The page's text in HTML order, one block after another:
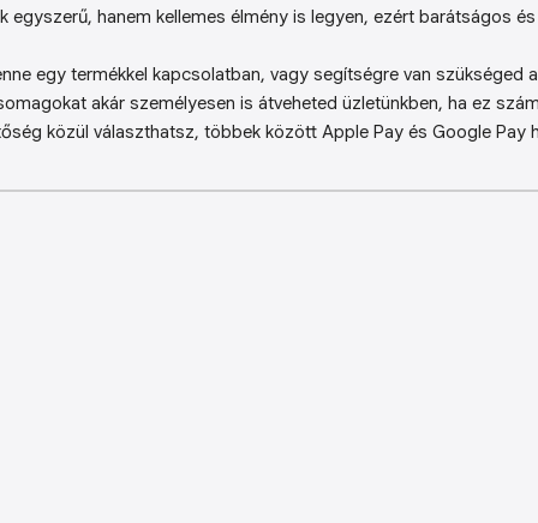
egyszerű, hanem kellemes élmény is legyen, ezért barátságos
egy termékkel kapcsolatban, vagy segítségre van szükséged
akár személyesen is átveheted üzletünkben, ha ez
közül választhatsz, többek között Apple Pay és Google Pay